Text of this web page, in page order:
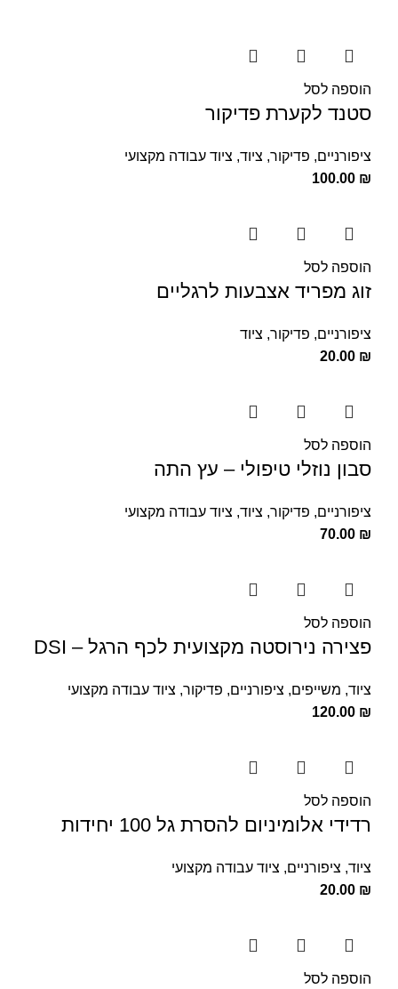
הוספה לסל
סטנד לקערת פדיקור
ציפורניים, פדיקור, ציוד, ציוד עבודה מקצועי
100.00 ₪
הוספה לסל
זוג מפריד אצבעות לרגליים
ציפורניים, פדיקור, ציוד
20.00 ₪
הוספה לסל
סבון נוזלי טיפולי – עץ התה
ציפורניים, פדיקור, ציוד, ציוד עבודה מקצועי
70.00 ₪
הוספה לסל
פצירה נירוסטה מקצועית לכף הרגל – DSI
ציוד, משייפים, ציפורניים, פדיקור, ציוד עבודה מקצועי
120.00 ₪
הוספה לסל
רדידי אלומיניום להסרת גל 100 יחידות
ציוד, ציפורניים, ציוד עבודה מקצועי
20.00 ₪
הוספה לסל